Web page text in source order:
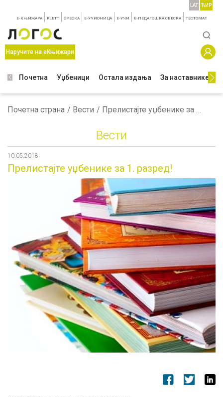
E-КЊИЖАРА KLETT ФРЕСКА E-УЧИОНИЦА E-УЧИ Е-ПЕДАГОШКА СВЕСКА TЕСТОМАТ
LAT ЋИР
Наручите на еКњижари
Почетна Уџбеници Остала издања За наставнике
Почетна страна Вести Прелистајте уџбенике за 1. разред!
Вести
10.05.2018.
Прелистајте уџбенике за 1. разред!